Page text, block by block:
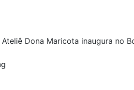
Dona Maricota inaugura no